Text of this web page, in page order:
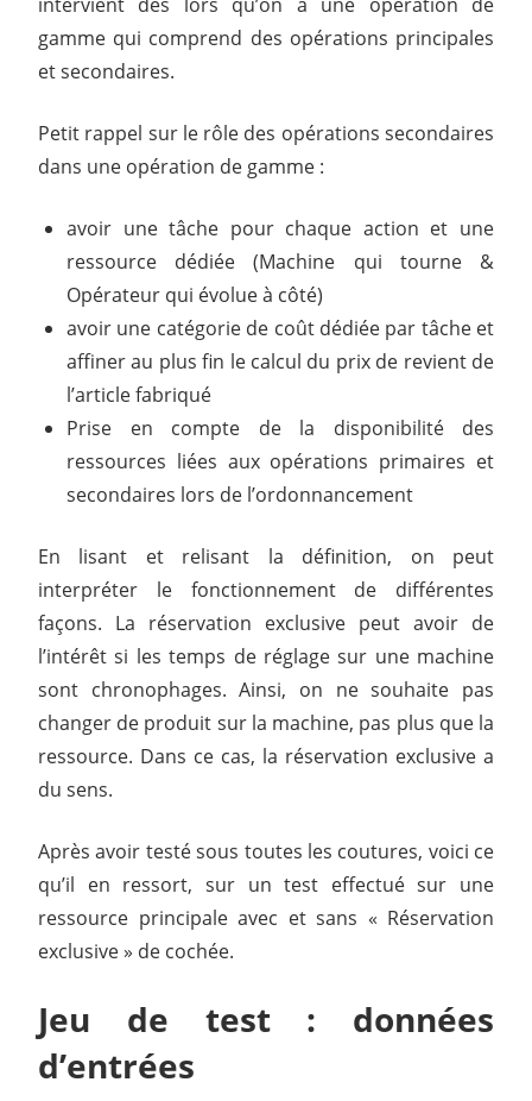
gamme qui comprend des opérations principales
et secondaires.
Petit rappel sur le rôle des opérations secondaires
dans une opération de gamme :
avoir une tâche pour chaque action et une
ressource dédiée (Machine qui tourne &
Opérateur qui évolue à côté)
avoir une catégorie de coût dédiée par tâche et
affiner au plus fin le calcul du prix de revient de
l’article fabriqué
Prise en compte de la disponibilité des
ressources liées aux opérations primaires et
secondaires lors de l’ordonnancement
En lisant et relisant la définition, on peut
interpréter le fonctionnement de différentes
façons. La réservation exclusive peut avoir de
l’intérêt si les temps de réglage sur une machine
sont chronophages. Ainsi, on ne souhaite pas
changer de produit sur la machine, pas plus que la
ressource. Dans ce cas, la réservation exclusive a
du sens.
Après avoir testé sous toutes les coutures, voici ce
qu’il en ressort, sur un test effectué sur une
ressource principale avec et sans « Réservation
exclusive » de cochée.
Jeu de test : données
d’entrées